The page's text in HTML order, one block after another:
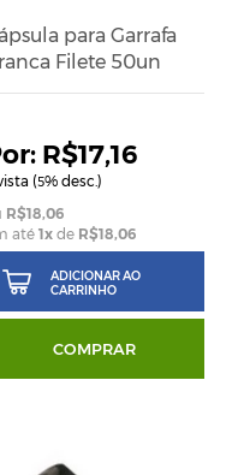
para Garrafa
Filete 50un
R$17,16
(5% desc.)
R$18,06
até 1xde R$18,06
ADICIONAR AO
CARRINHO
COMPRAR